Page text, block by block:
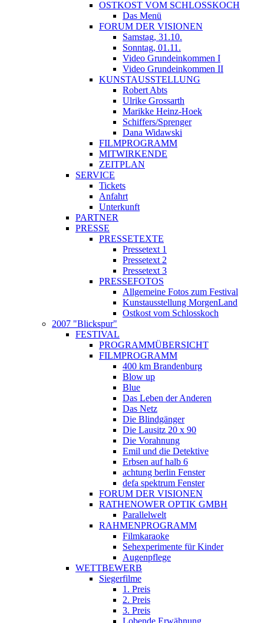
OSTKOST VOM SCHLOSSKOCH
Das Menü
FORUM DER VISIONEN
Samstag, 31.10.
Sonntag, 01.11.
Video Grundeinkommen I
Video Grundeinkommen II
KUNSTAUSSTELLUNG
Robert Abts
Ulrike Grossarth
Marikke Heinz-Hoek
Schiffers/Sprenger
Dana Widawski
FILMPROGRAMM
MITWIRKENDE
ZEITPLAN
SERVICE
Tickets
Anfahrt
Unterkunft
PARTNER
PRESSE
PRESSETEXTE
Pressetext 1
Pressetext 2
Pressetext 3
PRESSEFOTOS
Allgemeine Fotos zum Festival
Kunstausstellung MorgenLand
Ostkost vom Schlosskoch
2007 "Blickspur"
FESTIVAL
PROGRAMMÜBERSICHT
FILMPROGRAMM
400 km Brandenburg
Blow up
Blue
Das Leben der Anderen
Das Netz
Die Blindgänger
Die Lausitz 20 x 90
Die Vorahnung
Emil und die Detektive
Erbsen auf halb 6
achtung berlin Fenster
defa spektrum Fenster
FORUM DER VISIONEN
RATHENOWER OPTIK GMBH
Parallelwelt
RAHMENPROGRAMM
Filmkaraoke
Sehexperimente für Kinder
Augenpflege
WETTBEWERB
Siegerfilme
1. Preis
2. Preis
3. Preis
Lobende Erwähnung